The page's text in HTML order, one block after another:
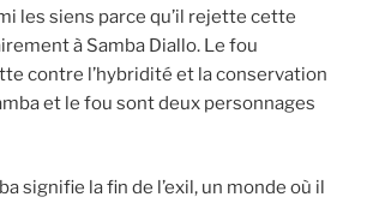
les siens parce qu’il rejette cette
à Samba Diallo. Le fou
contre l’hybridité et la conservation
et le fou sont deux personnages
signifie la fin de l’exil, un monde où il